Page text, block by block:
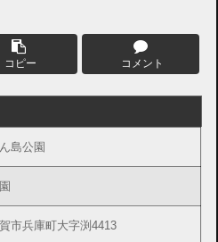
コピー コメント
島公園
市兵庫町大字渕4413